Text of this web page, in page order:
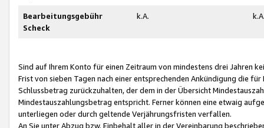
Bearbeitungsgebühr
Scheck
k.A.
Sind auf Ihrem Konto für einen Zeitraum von mindestens drei Jahren
Frist von sieben Tagen nach einer entsprechenden Ankündigung die
Schlussbetrag zurückzuhalten, der dem in der Übersicht
Mindestauszahlungsbetrag entspricht. Ferner können eine etwaig
unterliegen oder durch geltende Verjährungsfristen verfallen.
An Sie unter Abzug bzw. Einbehalt aller in der Vereinbarung